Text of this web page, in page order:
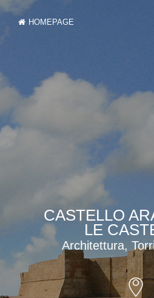
HOMEPAGE
CASTELLO
LE
Architettura,